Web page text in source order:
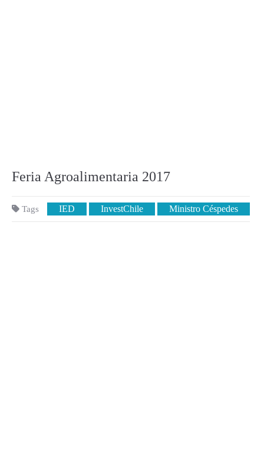
Feria Agroalimentaria 2017
Tags IED InvestChile Ministro Céspedes